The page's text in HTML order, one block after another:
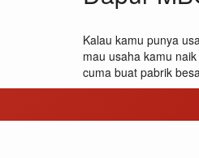
Kalau kamu punya
mau usaha kamu
cuma buat pabrik